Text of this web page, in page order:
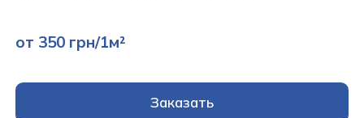
от 350 грн/1м²
Заказать